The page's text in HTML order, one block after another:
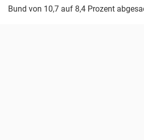
Bund von 10,7 auf 8,4 Prozent